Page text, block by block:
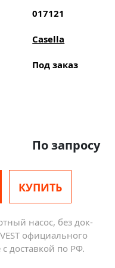
017121
Casella
Под заказ
По запросу
КУПИТЬ
насос, без док-
официального
доставкой по РФ.